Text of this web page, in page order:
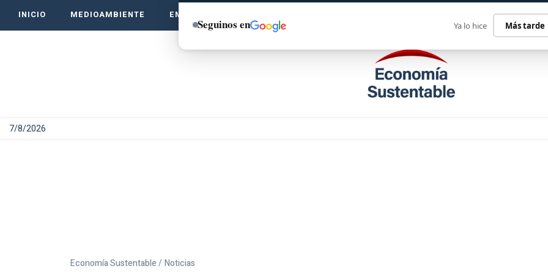
INICIO MEDIOAMBIENTE EMPRENDE VERDE
7/8/2026
Economía Sustentable / Noticias
Seguinos en Ya lo hice Más tarde